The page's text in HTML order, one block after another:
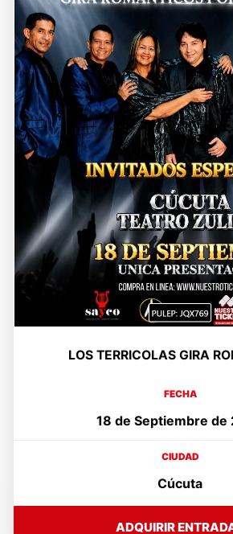
LOS TERRICOLAS GIRA
FECHA
18 de Septiembre de
CIUDAD
Cúcuta
ADQUIRIR